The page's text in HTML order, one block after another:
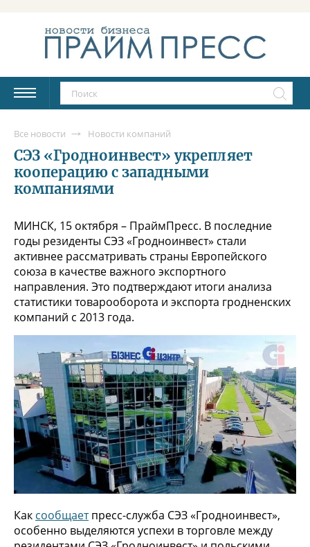
Все новости Новости компаний
СЭЗ «Гродноинвест» укрепляет
кооперацию с западными
компаниями
МИНСК, 15 октября – ПраймПресс. В последние
годы резиденты СЭЗ «Гродноинвест» стали
активнее рассматривать страны Европейского
союза в качестве важного экспортного
направления. Это подтверждают итоги анализа
статистики товарооборота и экспорта гродненских
компаний с 2013 года.
Как сообщаетпресс-служба СЭЗ «Гродноинвест»,
особенно выделяются успехи в торговле между